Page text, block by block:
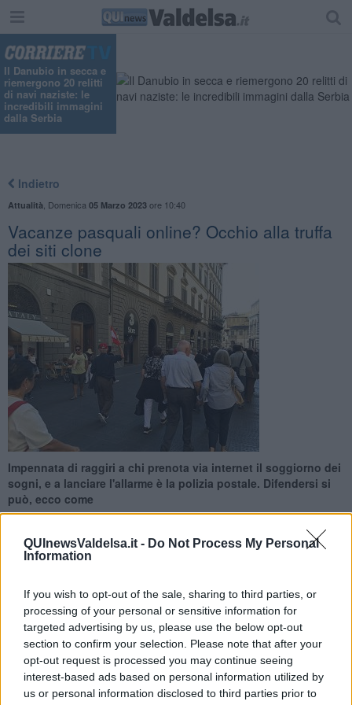
QUInewsValdelsa.it - Do Not Process My Personal
Information
If you wish to opt-out of the sale, sharing to third parties, or
processing of your personal or sensitive information for
targeted advertising by us, please use the below opt-out
section to confirm your selection. Please note that after your
opt-out request is processed you may continue seeing
interest-based ads based on personal information utilized by
us or personal information disclosed to third parties prior to
Il Danubio in secca e
riemergono 20 relitti
di navi naziste: le
incredibili immagini
dalla Serbia
Indietro
Attualità Domenica 05 Marzo 2023ore 10:40
Vacanze pasquali online? Occhio alla truffa
dei siti clone
Impennata di raggiri a chi prenota via internet il soggiorno dei
sogni, e a lanciare l'allarme è la polizia postale. Difendersi si
può, ecco come
ROMA —E' impennata di truffe per chi prenota le vacanze online,
in vista della Pasqua o giocando d'anticipo sull'estate: colpa dei siti
clone, portali che riproducono fedelmente la grafica e
l'impostazione di quelli autentici inducendo l'aspirante vacanziere a
versare caparre con bonifici o carta di credito che poi spariscono,
proprio come il sogno dell'ambito soggiorno di relax e svago.
La polizia postale ha lanciato uno specifico alert, spiegando anche